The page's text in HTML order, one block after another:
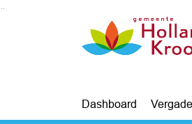
Ga naar de inhoud van deze pagina
Dashboard